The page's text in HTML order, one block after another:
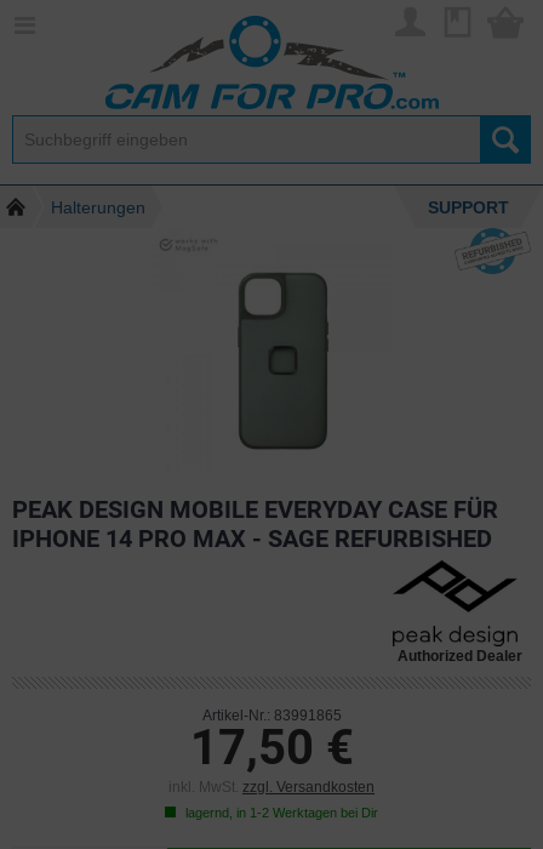
Halterungen SUPPORT
PEAK DESIGN MOBILE EVERYDAY CASE FÜR
IPHONE 14 PRO MAX - SAGE REFURBISHED
Authorized Dealer
Artikel-Nr.: 83991865
17,50 €
inkl. MwSt. zzgl. Versandkosten
lagernd, in 1-2 Werktagen bei Dir